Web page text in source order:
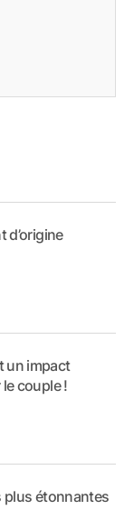
d’origine
un impact
couple !
plus étonnantes